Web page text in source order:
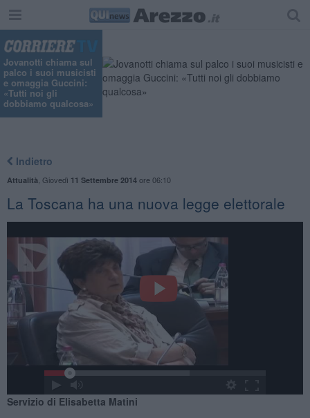
Jovanotti chiama sul
palco i suoi musicisti
e omaggia Guccini:
«Tutti noi gli
dobbiamo qualcosa»
Indietro
Attualità Giovedì 11 Settembre 2014ore 06:10
La Toscana ha una nuova legge elettorale
Servizio di Elisabetta Matini